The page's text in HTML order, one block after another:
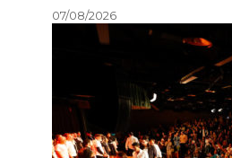
07/08/2026